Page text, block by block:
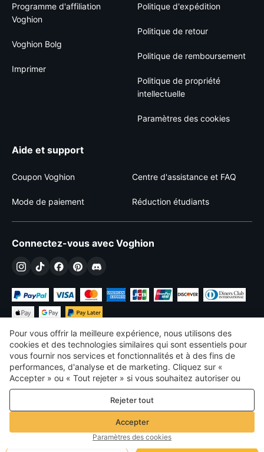
Programme d'affiliation
Voghion
Voghion Bolg
Imprimer
Politique d'expédition
Politique de retour
Politique de remboursement
Politique de propriété
intellectuelle
Paramètres des cookies
Aide et support
Coupon Voghion Centre d'assistance et FAQ
Mode de paiement Réduction étudiants
Connectez-vous avec Voghion
€ EUR France
©2026 Voghion
termes et conditions
Politique de confidentialité et de cookies
Règles communautaires
Pour vous offrir la meilleure expérience, nous utilisons des
cookies et des technologies similaires qui sont essentiels pour
vous fournir nos services et fonctionnalités et à des fins de
performances, d'analyse et de marketing. Cliquez sur «
Accepter » ou « Tout rejeter » si vous souhaitez autoriser ou
refuser tout. cookies à des fins de performance, d’analyse et
de marketing. Pour plus de détails, consultez notre
confidentialité et de cookies
Rejeter tout
Accepter
Paramètres des cookies